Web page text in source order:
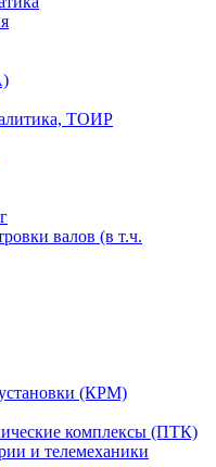
ТОИР
валов (в т.ч.
(КРМ)
комплексы (ПТК)
и телемеханики